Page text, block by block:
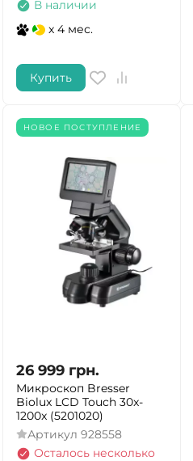
В наличии
x 4 мес.
Купить
НОВОЕ ПОСТУПЛЕНИЕ
26 999 грн.
Микроскоп Bresser
Biolux LCD Touch 30x-
1200x (5201020)
Артикул 928558
Осталось несколько